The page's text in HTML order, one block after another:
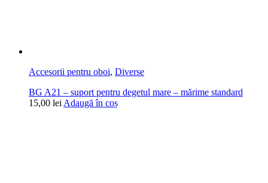
Accesorii pentru oboi, Diverse
BG A21 – suport pentru degetul mare – mărime standard
15,00 lei Adaugă în coș